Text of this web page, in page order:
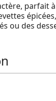
parfait
ou des